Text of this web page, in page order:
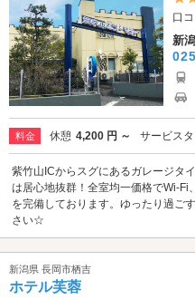
口
新
料金 休憩 4,200 円 ～ サービス
紫竹山ICからスグにあるガレージタ
は居心地抜群！全室均一価格でWi-Fi
を完備しております。ゆったり過ご
さい☆
新潟県 長岡市栖吉
ホテル芙蓉